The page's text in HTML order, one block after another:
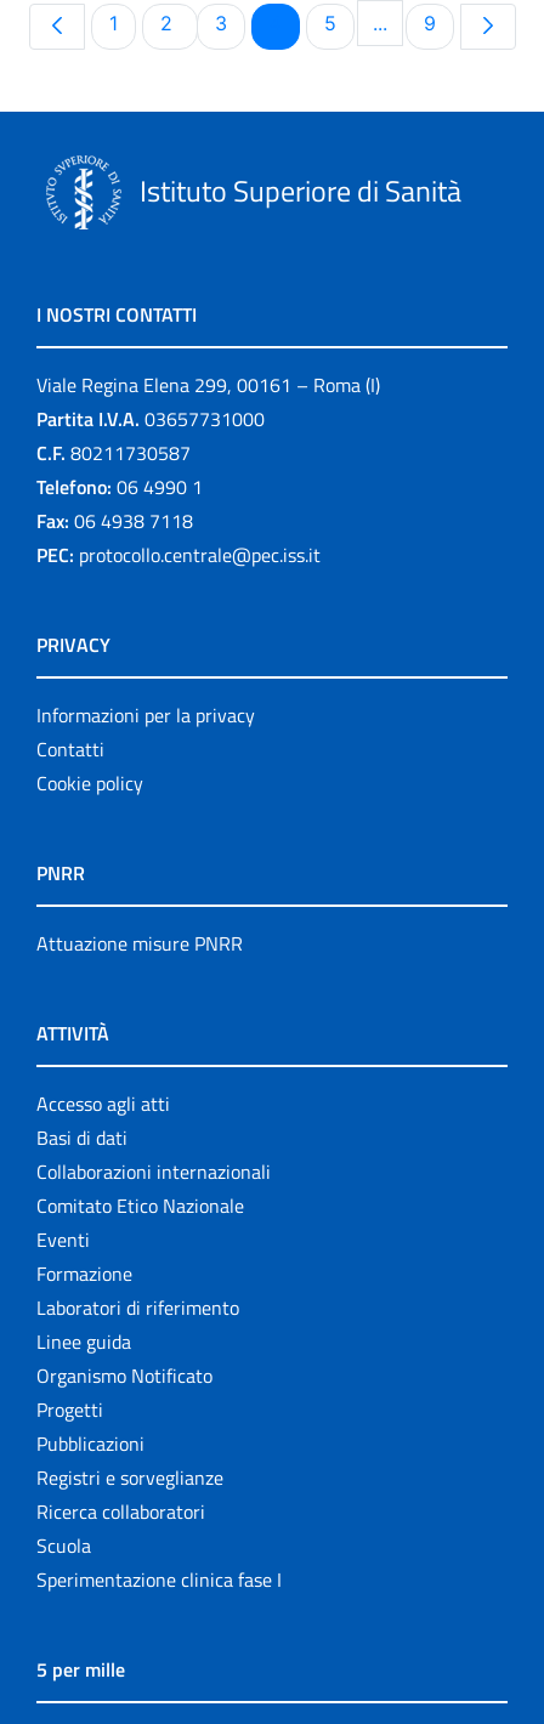
Pagina
1 Pagina
2 Pagina
3 PaginaPagina
5 ...PaginePagina
9
Istituto Superiore di Sanità
I NOSTRI CONTATTI
Viale Regina Elena 299, 00161 – Roma (I)
Partita I.V.A. 03657731000
C.F. 80211730587
Telefono: 06 4990 1
Fax: 06 4938 7118
PEC: protocollo.centrale@pec.iss.it
PRIVACY
Informazioni per la privacy
Contatti
Cookie policy
PNRR
Attuazione misure PNRR
ATTIVITÀ
Accesso agli atti
Basi di dati
Collaborazioni internazionali
Comitato Etico Nazionale
Eventi
Formazione
Laboratori di riferimento
Linee guida
Organismo Notificato
Progetti
Pubblicazioni
Registri e sorveglianze
Ricerca collaboratori
Scuola
Sperimentazione clinica fase I
5 per mille